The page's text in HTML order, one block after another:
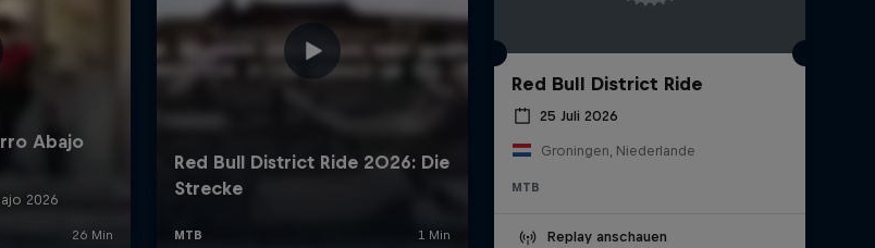
Red Bull District Ride
25 Juli 2026
Groningen, Niederlande
MTB
Replay anschauen